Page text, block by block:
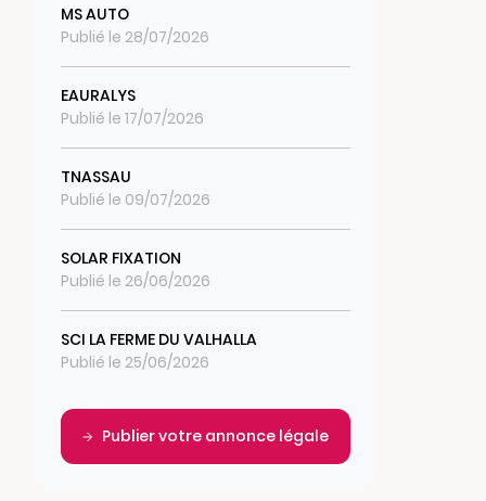
MS AUTO
Publié le 28/07/2026
EAURALYS
Publié le 17/07/2026
TNASSAU
Publié le 09/07/2026
SOLAR FIXATION
Publié le 26/06/2026
SCI LA FERME DU VALHALLA
Publié le 25/06/2026
Publier votre annonce légale